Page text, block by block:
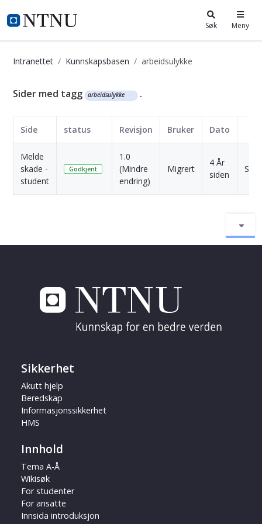
i.ntnu.no Søk Meny
Intranettet Kunnskapsbasen arbeidsulykke
Kunnskapsbasen
Sider med tagg arbeidsulykke .
Side status Revisjon Bruker Dato
Melde
skade -
student
Godkjent
1.0
(Mindre
endring)
Migrert
4 År
siden
Sikkerhet
Akutt hjelp
Beredskap
Informasjonssikkerhet
HMS
Innhold
Tema A-Å
Wikisøk
For studenter
For ansatte
Innsida introduksjon